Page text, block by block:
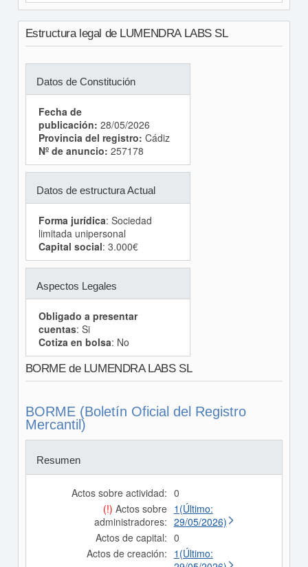
Estructura legal de LUMENDRA LABS SL
Datos de Constitución
Fecha de
publicación: 28/05/2026
Provincia del registro: Cádiz
Nº de anuncio: 257178
Datos de estructura Actual
Forma jurídica: Sociedad
limitada unipersonal
Capital social: 3.000€
Aspectos Legales
Obligado a presentar
cuentas: Si
Cotiza en bolsa: No
BORME de LUMENDRA LABS SL
BORME (Boletín Oficial del Registro
Mercantil)
Resumen
Actos sobre actividad: 0
(!) Actos sobre
administradores:
1(Último:
29/05/2026)
Actos de capital: 0
Actos de creación: 1(Último: